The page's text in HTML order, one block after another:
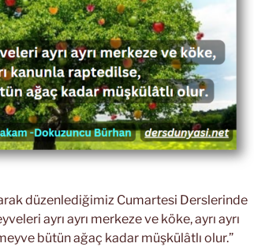
düzenlediğimiz Cumartesi Derslerinde
ayrı ayrı merkeze ve köke, ayrı ayrı
bütün ağaç kadar müşkülâtlı olur.”